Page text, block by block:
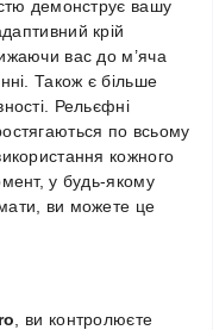
демонструє вашу
крій
вас до м’яча
Також є більше
Рельєфні
по всьому
кожного
у будь-якому
ви можете це
, ви контролюєте